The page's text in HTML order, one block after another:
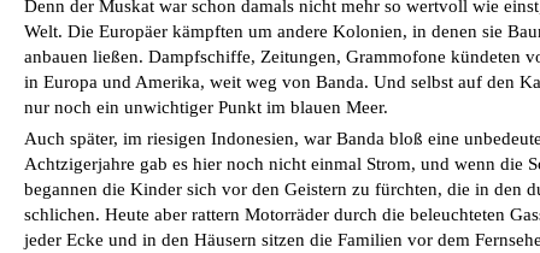
Denn der Muskat war schon damals nicht mehr so wertvoll wie
Welt. Die Europäer kämpften um andere Kolonien, in denen sie
anbauen ließen. Dampfschiffe, Zeitungen, Grammofone kündeten
in Europa und Amerika, weit weg von Banda. Und selbst auf den
nur noch ein unwichtiger Punkt im blauen Meer.
Auch später, im riesigen Indonesien, war Banda bloß eine
Achtzigerjahre gab es hier noch nicht einmal Strom, und wenn die
begannen die Kinder sich vor den Geistern zu fürchten, die in den
schlichen. Heute aber rattern Motorräder durch die beleuchteten
jeder Ecke und in den Häusern sitzen die Familien vor dem